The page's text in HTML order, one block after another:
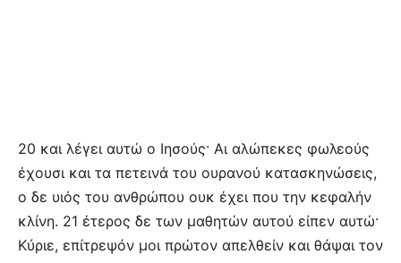
20 και λέγει αυτώ ο Ιησούς· Αι αλώπεκες φωλεούς
έχουσι και τα πετεινά του ουρανού κατασκηνώσεις,
ο δε υιός του ανθρώπου ουκ έχει που την κεφαλήν
κλίνη. 21 έτερος δε των μαθητών αυτού είπεν αυτώ·
Κύριε, επίτρεψόν μοι πρώτον απελθείν και θάψαι τον